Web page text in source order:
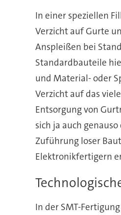
In einer speziellen
Verzicht auf Gurte
Anspleißen bei
Standardbauteile
und Material- oder
Verzicht auf das
Entsorgung von
sich ja auch
Zuführung loser
Elektronikfertigern
In der SMT-